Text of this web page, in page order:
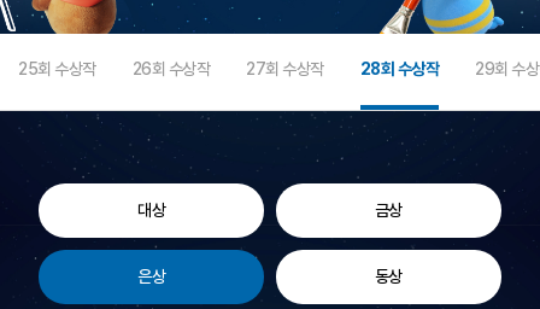
25회 수상작 26회 수상작 27회 수상작 28회 수상작 29회 수
대상 금상
은상 동상